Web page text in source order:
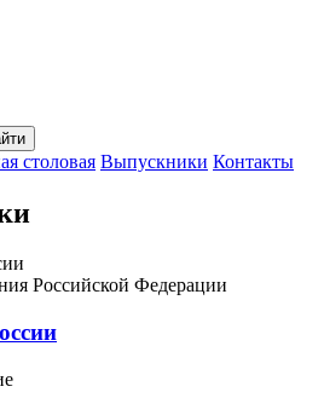
столовая Выпускники Контакты
Российской Федерации